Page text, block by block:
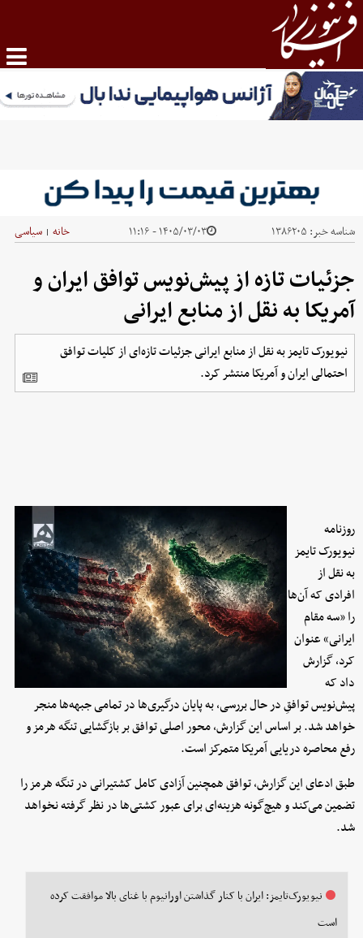
شناسه خبر: ۱۳۸۶۲۰۵ ۱۴۰۵/۰۳/۰۳ - ۱۱:۱۶ خانه | سیاسی
جزئیات تازه از پیش‌نویس توافق ایران و
آمریکا به نقل از منابع ایرانی
نیویورک تایمز به نقل از منابع ایرانی جزئیات تازه‌ای از کلیات توافق
احتمالی ایران و آمریکا منتشر کرد.
روزنامه
نیویورک تایمز
به نقل از
افرادی که آن‌ها
را «سه مقام
ایرانی» عنوان
کرد، گزارش
داد که
پیش‌نویس توافقِ در حال بررسی، به پایان درگیری‌ها در تمامی جبهه‌ها منجر
خواهد شد. بر اساس این گزارش، محور اصلی توافق بر بازگشایی تنگه هرمز و
رفع محاصره دریایی آمریکا متمرکز است.
طبق ادعای این گزارش، توافق همچنین آزادی کامل کشتیرانی در تنگه هرمز را
تضمین می‌کند و هیچ‌گونه هزینه‌ای برای عبور کشتی‌ها در نظر گرفته نخواهد
شد.
نیویورک‌تایمز: ایران با کنار گذاشتن اورانیوم با غنای بالا موافقت کرده
است